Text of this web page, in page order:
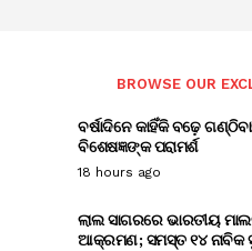
BROWSE OUR
ବର୍ଷାଦିନେ କାହିଁକି ବଢ଼େ
ବିଶେଷଜ୍ଞଙ୍କ ପରାମର୍ଶ
18 hours ago
ଲାଲ ସାଗରରେ ଭାରତୀୟ
ଆକ୍ରମଣ; ସମସ୍ତ ୧୪ ନାବିକ